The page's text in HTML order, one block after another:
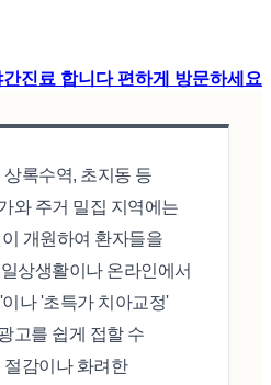
진료 합니다 편하게 방문하세요
록수역, 초지동 등
와 주거 밀집 지역에는
개원하여 환자들을
상생활이나 온라인에서
나 '초특가 치아교정'
고를 쉽게 접할 수
절감이나 화려한